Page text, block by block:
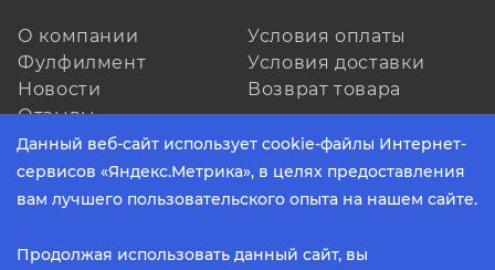
О компании
Фулфилмент
Новости
Отзывы
Условия оплаты
Условия доставки
Возврат товара
КОНТАКТЫ
ЗАКАЗАТЬ ЗВОНОК
пн - пт, с 9:00 до 17:30 (по МСК)
Данный веб-сайт использует cookie-файлы Интернет-
сервисов «Яндекс.Метрика», в целях предоставления
вам лучшего пользовательского опыта на нашем сайте.
Продолжая использовать данный сайт, вы